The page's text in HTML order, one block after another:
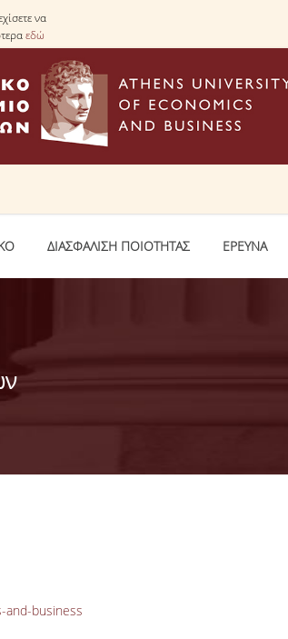
να
εδώ
ΔΙΑΣΦΑΛΙΣΗ ΠΟΙΟΤΗΤΑΣ ΕΡΕΥΝΑ
and-business